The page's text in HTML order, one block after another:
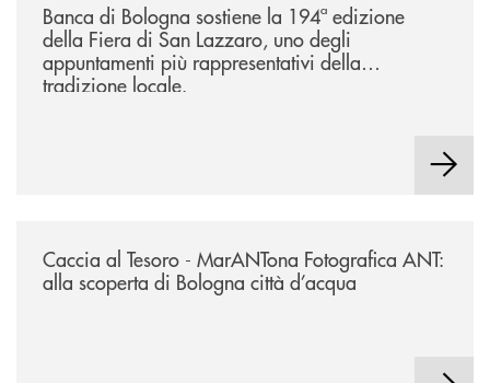
Banca di Bologna sostiene la 194ª edizione
della Fiera di San Lazzaro, uno degli
appuntamenti più rappresentativi della
tradizione locale.
Caccia al Tesoro - MarANTona Fotografica ANT:
alla scoperta di Bologna città d’acqua